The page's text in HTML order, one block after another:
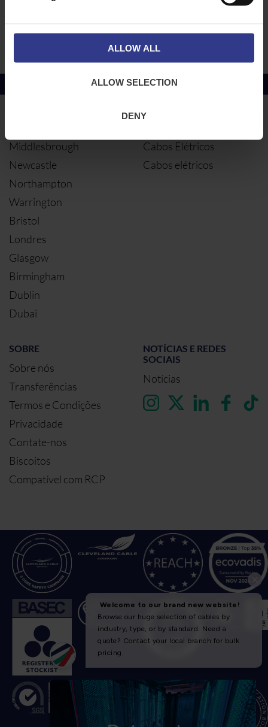
ALLOW ALL
ALLOW SELECTION
DENY
CABLE GLANDS
Preço do cobrejulho 2026 Média -
Middlesbrough
Newcastle
Northampton
Warrington
Bristol
Londres
Glasgow
Birmingham
Dublin
Dubai
Cabos Elétricos
Cabos elétricos
SOBRE
Sobre nós
Transferências
Termos e Condições
Privacidade
Contate-nos
Biscoitos
Compatível com RCP
NOTÍCIAS E REDES
SOCIAIS
Notícias